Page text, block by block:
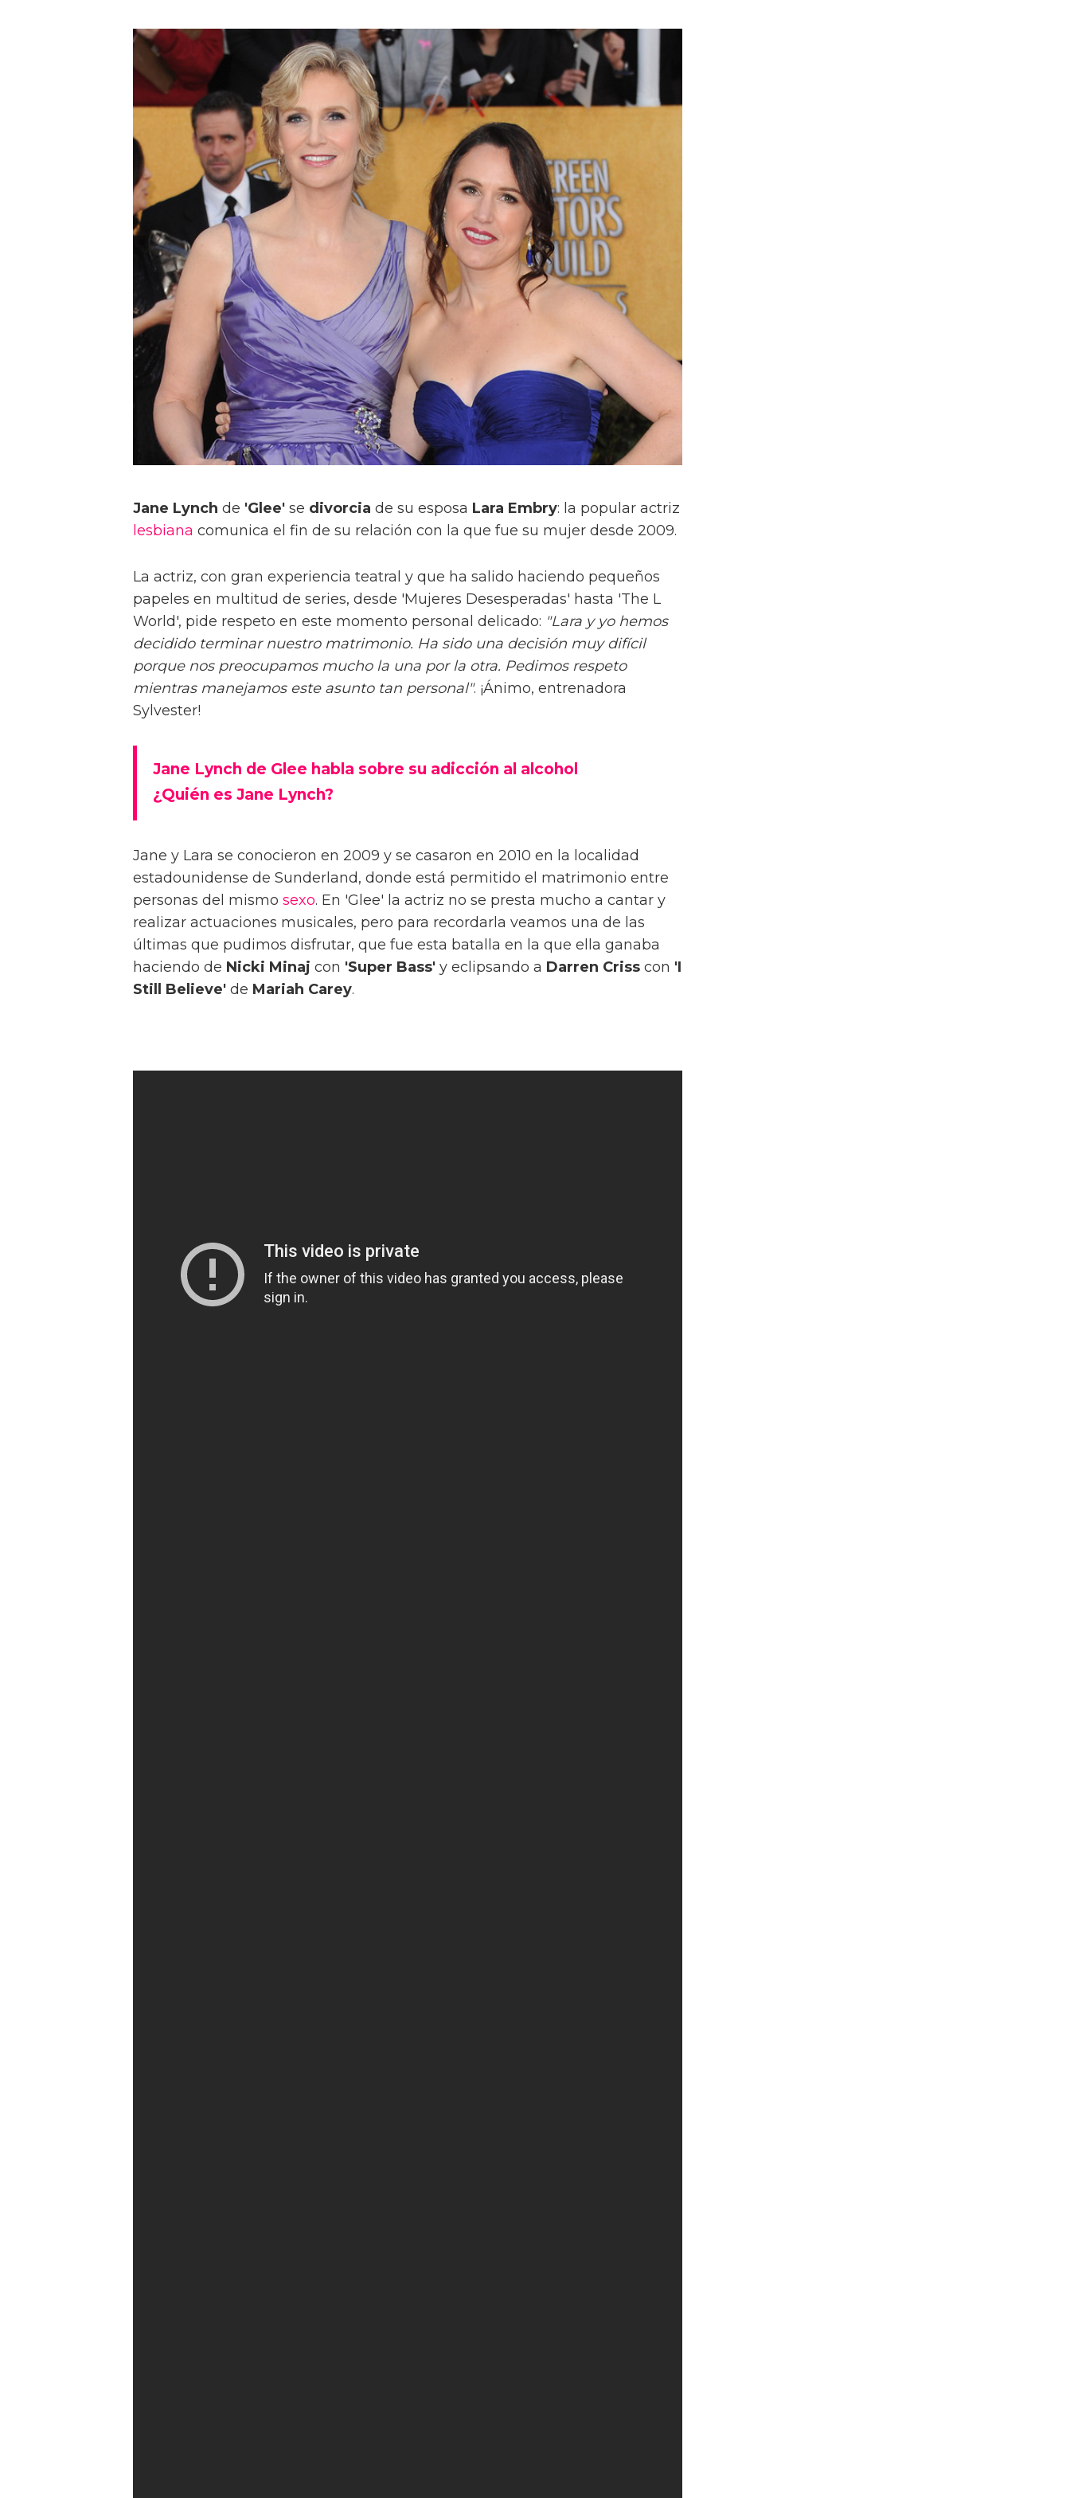
Jane Lynch de 'Glee' se divorcia de su esposa Lara Embry: la popular actriz
lesbiana comunica el fin de su relación con la que fue su mujer desde 2009.
La actriz, con gran experiencia teatral y que ha salido haciendo pequeños
papeles en multitud de series, desde 'Mujeres Desesperadas' hasta 'The L
World', pide respeto en este momento personal delicado: "Lara y yo hemos
decidido terminar nuestro matrimonio. Ha sido una decisión muy difícil
porque nos preocupamos mucho la una por la otra. Pedimos respeto
mientras manejamos este asunto tan personal". ¡Ánimo, entrenadora
Sylvester!
Jane Lynch de Glee habla sobre su adicción al alcohol
¿Quién es Jane Lynch?
Jane y Lara se conocieron en 2009 y se casaron en 2010 en la localidad
estadounidense de Sunderland, donde está permitido el matrimonio entre
personas del mismo sexo. En 'Glee' la actriz no se presta mucho a cantar y
realizar actuaciones musicales, pero para recordarla veamos una de las
últimas que pudimos disfrutar, que fue esta batalla en la que ella ganaba
haciendo de Nicki Minaj con 'Super Bass' y eclipsando a Darren Criss con 'I
Still Believe' de Mariah Carey.